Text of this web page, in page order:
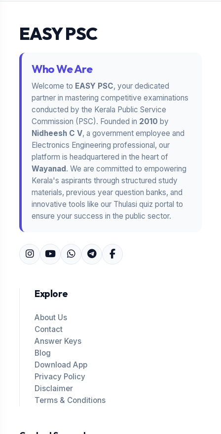
EASY PSC
Who We Are
Welcome to EASY PSC, your dedicated
partner in mastering competitive examinations
conducted by the Kerala Public Service
Commission (PSC). Founded in 2010 by
Nidheesh C V, a government employee and
Electronics Engineering professional, our
platform is headquartered in the heart of
Wayanad. We are committed to empowering
Kerala's aspirants through structured study
materials, previous year question banks, and
innovative tools like our Thulasi quiz portal to
ensure your success in the public sector.
Explore
About Us
Contact
Answer Keys
Blog
Download App
Privacy Policy
Disclaimer
Terms & Conditions